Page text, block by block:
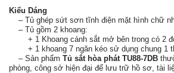
Kiểu Dáng
– Tủ ghép sứt sơn tĩnh điện mặt hình chữ
– Tủ gồm 2 khoang:
+ 1 Khoang cánh sắt mở bên trong có 2
+ 1 khoang 7 ngăn kéo sử dụng chung 1
– Sản phẩm Tủ sắt hòa phát TU88-7DB
phòng, công sở hiện đại để lưu trữ hồ sơ, tài